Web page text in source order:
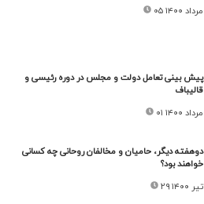
۰۵ مرداد ۱۴۰۰
پیش بینی تعامل دولت و مجلس در دوره رئیسی و
قالیباف
۰۱ مرداد ۱۴۰۰
دوهفته دیگر، حامیان و مخالفان روحانی چه کسانی
خواهند بود؟
۲۹ تیر ۱۴۰۰